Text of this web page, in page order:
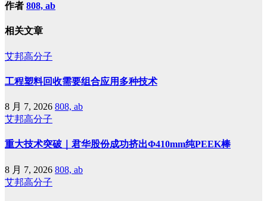
作者 808, ab
相关文章
艾邦高分子
工程塑料回收需要组合应用多种技术
8 月 7, 2026 808, ab
艾邦高分子
重大技术突破｜君华股份成功挤出Φ410mm纯PEEK棒
8 月 7, 2026 808, ab
艾邦高分子